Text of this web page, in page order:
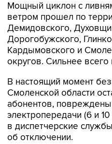
Мощный циклон с
ветром прошел по
Демидовского,
Дорогобужского,
Кардымовского и
округов. Сильнее
В настоящий момент
Смоленской области
абонентов,
электропередачи (6 и
в диспетчерские
об отключении.